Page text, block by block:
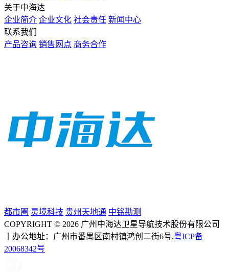
关于中海达
企业简介 企业文化 社会责任 新闻中心
联系我们
产品咨询 销售网点 商务合作
都市圈 灵境科技 贵州天地通 中铭勘测
COPYRIGHT © 2026 广州中海达卫星导航技术股份有限公司
丨办公地址：广州市番禺区南村镇鸿创二街6号.粤ICP备
20068342号